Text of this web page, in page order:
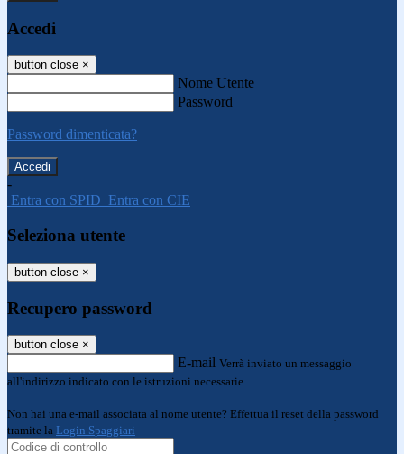
Accedi
button close ×
Nome Utente
Password
Password dimenticata?
-
Entra con SPID Entra con CIE
Seleziona utente
button close ×
Recupero password
button close ×
E-mail Verrà inviato un messaggio
all'indirizzo indicato con le istruzioni necessarie.
Non hai una e-mail associata al nome utente? Effettua il reset della password
tramite la Login Spaggiari